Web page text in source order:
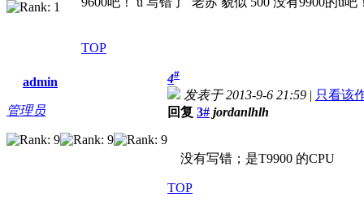
TOP
admin
管理员
4#
发表于 2013-9-6 21:59 | 只看该
回复 3# jordanlhlh
没有写错；是T9900 的CPU
TOP